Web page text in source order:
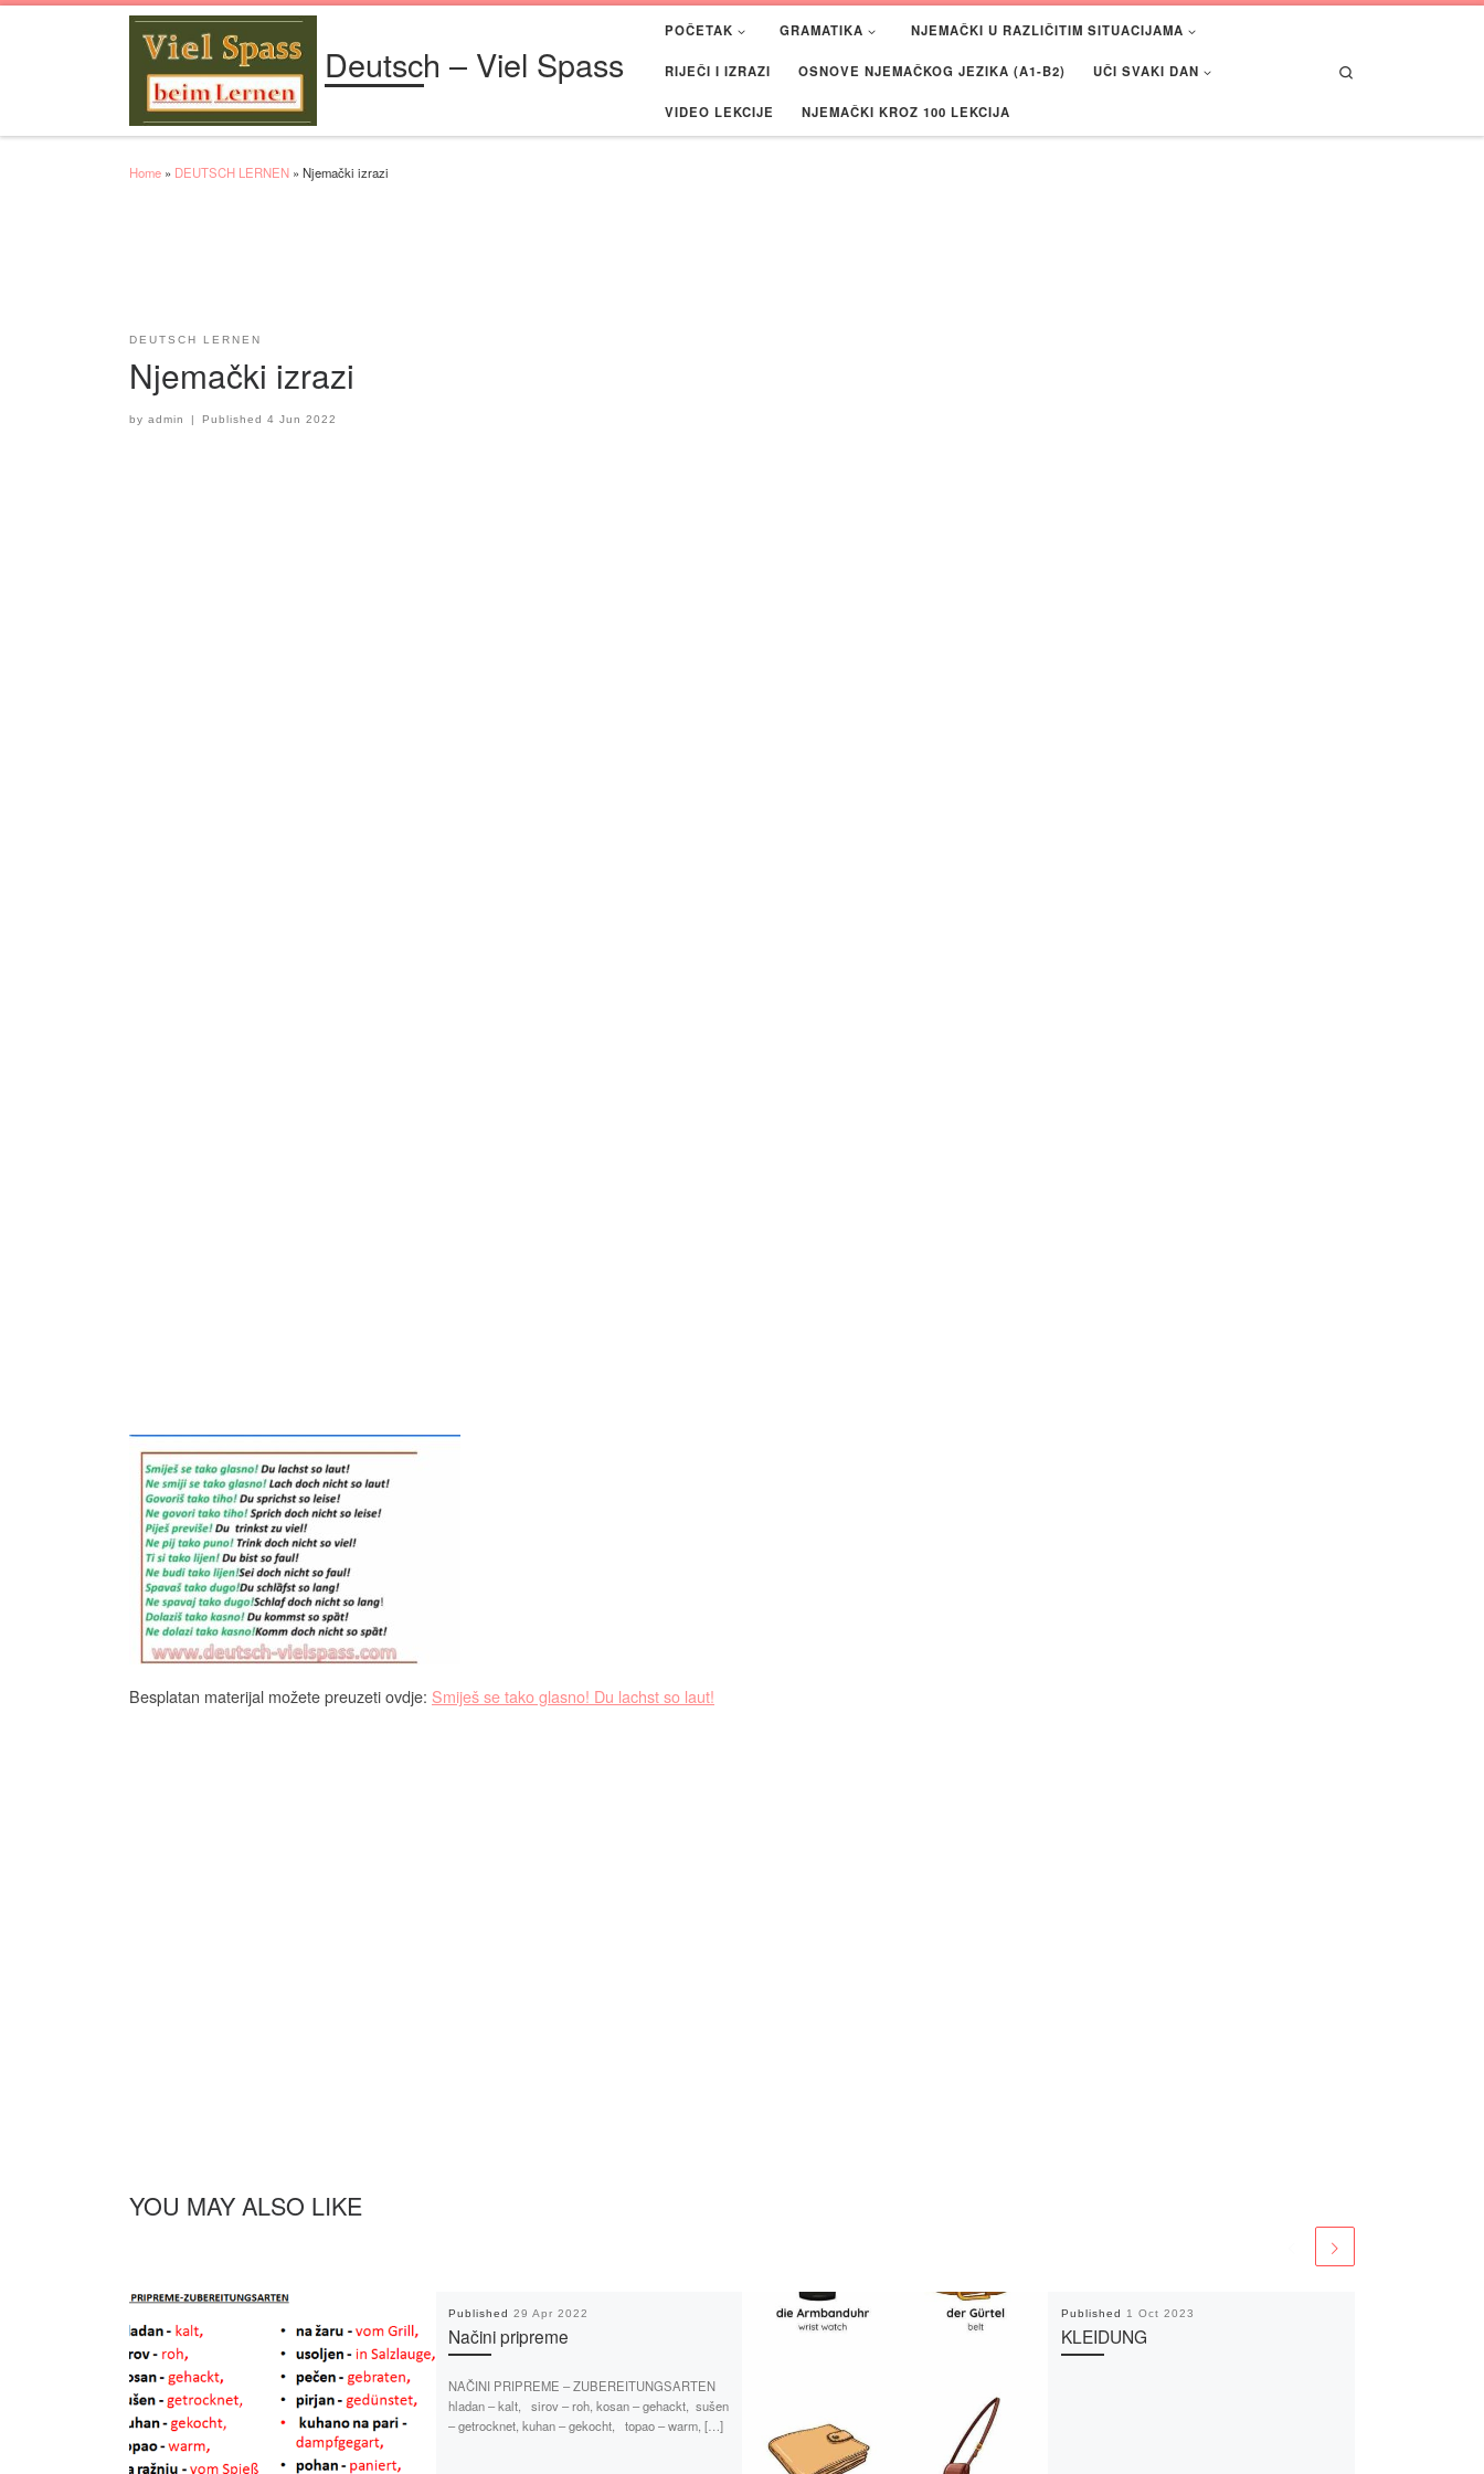
Deutsch – Viel Spass
POČETAK GRAMATIKA NJEMAČKI U RAZLIČITIM SITUACIJAMA
RIJEČI I IZRAZI OSNOVE NJEMAČKOG JEZIKA (A1-B2) UČI SVAKI DAN
VIDEO LEKCIJE NJEMAČKI KROZ 100 LEKCIJA
Home » DEUTSCH LERNEN » Njemački izrazi
DEUTSCH LERNEN
Njemački izrazi
by admin | Published4 Jun 2022
Besplatan materijal možete preuzeti ovdje: Smiješ se tako glasno! Du lachst so laut!
YOU MAY ALSO LIKE
Published 29 Apr 2022
Načini pripreme
NAČINI PRIPREME – ZUBEREITUNGSARTEN
hladan – kalt, sirov – roh, kosan – gehackt, sušen
– getrocknet, kuhan – gekocht, topao – warm, […]
Published 1 Oct 2023
KLEIDUNG